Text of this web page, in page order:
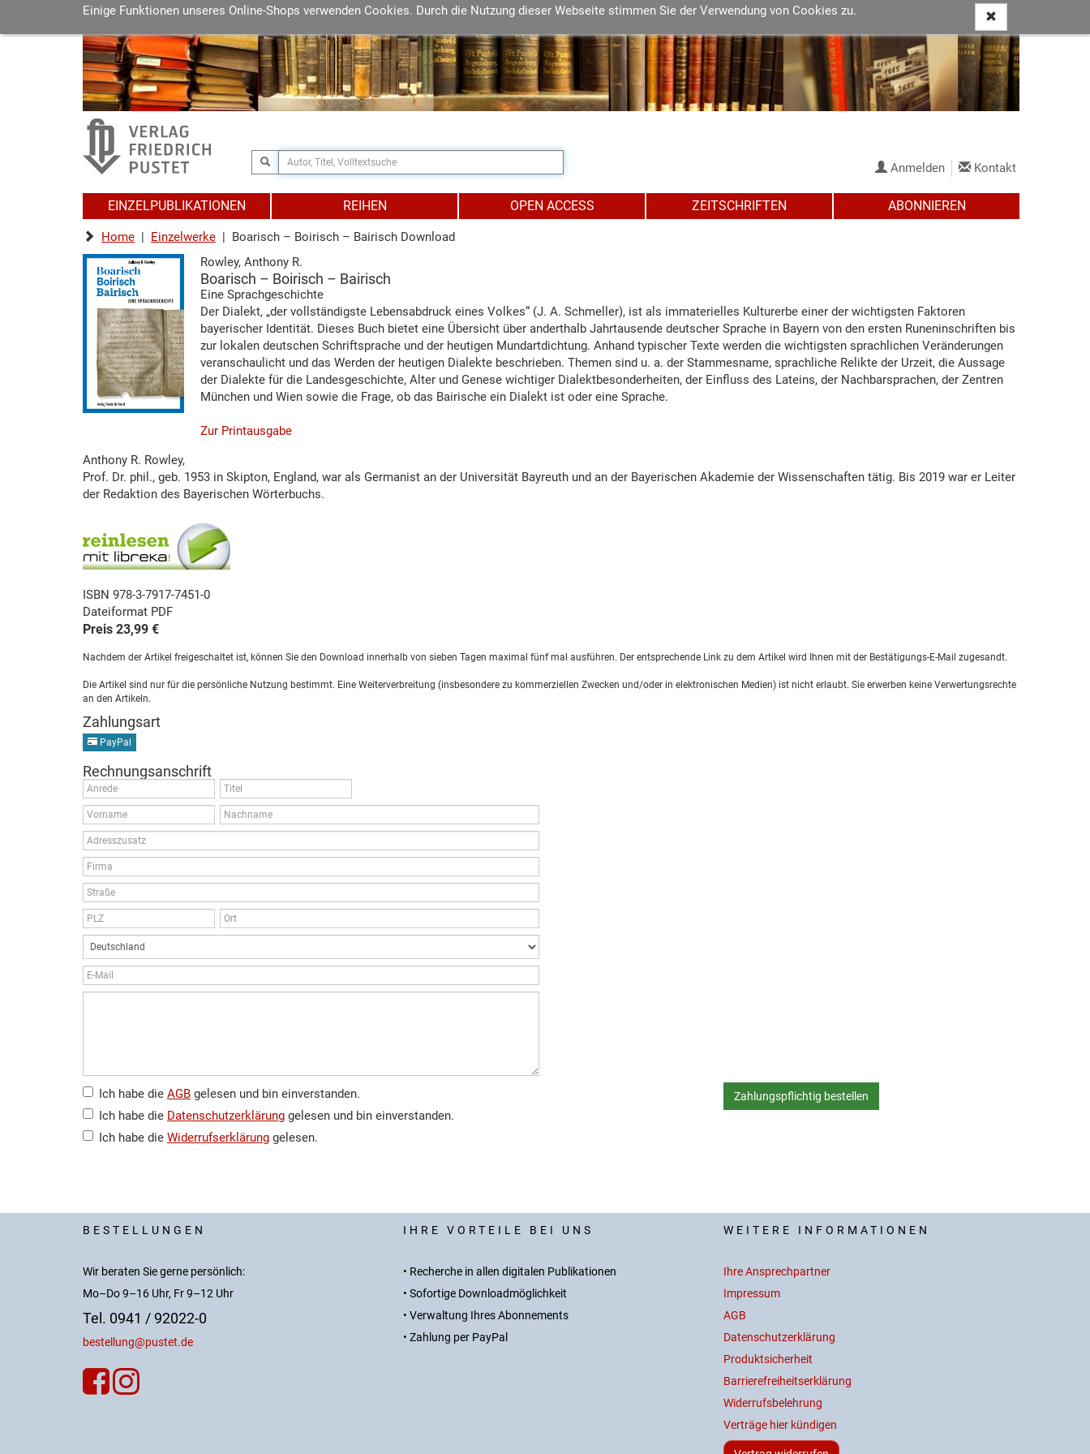
Einige Funktionen unseres Online-Shops verwenden Cookies. Durch die Nutzung dieser Webseite stimmen Sie der Verwendung von Cookies zu.
Anmelden Kontakt
EINZELPUBLIKATIONEN REIHEN OPEN ACCESS ZEITSCHRIFTEN ABONNIEREN
Home | Einzelwerke | Boarisch – Boirisch – Bairisch Download
Rowley, Anthony R.
Boarisch – Boirisch – Bairisch
Eine Sprachgeschichte
Der Dialekt, „der vollständigste Lebensabdruck eines Volkes“ (J. A. Schmeller), ist als immaterielles Kulturerbe einer der wichtigsten Faktoren
bayerischer Identität. Dieses Buch bietet eine Übersicht über anderthalb Jahrtausende deutscher Sprache in Bayern von den ersten Runeninschriften bis
zur lokalen deutschen Schriftsprache und der heutigen Mundartdichtung. Anhand typischer Texte werden die wichtigsten sprachlichen Veränderungen
veranschaulicht und das Werden der heutigen Dialekte beschrieben. Themen sind u. a. der Stammesname, sprachliche Relikte der Urzeit, die Aussage
der Dialekte für die Landesgeschichte, Alter und Genese wichtiger Dialektbesonderheiten, der Einfluss des Lateins, der Nachbarsprachen, der Zentren
München und Wien sowie die Frage, ob das Bairische ein Dialekt ist oder eine Sprache.
Zur Printausgabe
Anthony R. Rowley,
Prof. Dr. phil., geb. 1953 in Skipton, England, war als Germanist an der Universität Bayreuth und an der Bayerischen Akademie der Wissenschaften tätig. Bis 2019 war er Leiter
der Redaktion des Bayerischen Wörterbuchs.
ISBN 978-3-7917-7451-0
Dateiformat PDF
Preis 23,99 €
Nachdem der Artikel freigeschaltet ist, können Sie den Download innerhalb von sieben Tagen maximal fünf mal ausführen. Der entsprechende Link zu dem Artikel wird Ihnen mit der Bestätigungs-E-Mail zugesandt.
Die Artikel sind nur für die persönliche Nutzung bestimmt. Eine Weiterverbreitung (insbesondere zu kommerziellen Zwecken und/oder in elektronischen Medien) ist nicht erlaubt. Sie erwerben keine Verwertungsrechte
an den Artikeln.
Zahlungsart
PayPal
Rechnungsanschrift
Ich habe die AGB gelesen und bin einverstanden.
Ich habe die Datenschutzerklärung gelesen und bin einverstanden.
Ich habe die Widerrufserklärung gelesen.
BESTELLUNGEN
Wir beraten Sie gerne persönlich:
Mo–Do 9–16 Uhr, Fr 9–12 Uhr
Tel. 0941 / 92022-0
bestellung@pustet.de

IHRE VORTEILE BEI UNS
• Recherche in allen digitalen Publikationen
• Sofortige Downloadmöglichkeit
• Verwaltung Ihres Abonnements
• Zahlung per PayPal
WEITERE INFORMATIONEN
Ihre Ansprechpartner
Impressum
AGB
Datenschutzerklärung
Produktsicherheit
Barrierefreiheitserklärung
Widerrufsbelehrung
Verträge hier kündigen